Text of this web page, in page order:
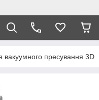
вакуумного пресування 3D